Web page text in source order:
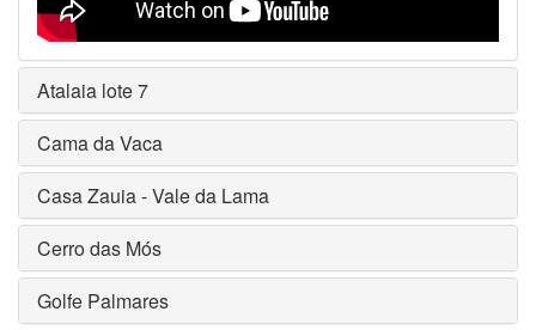
Atalaia lote 7
Cama da Vaca
Casa Zauia - Vale da Lama
Cerro das Mós
Golfe Palmares